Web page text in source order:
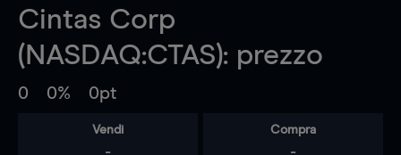
Cintas Corp
(NASDAQ:CTAS): prezzo
0 0% 0pt
Vendi Compra